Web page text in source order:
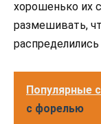
хорошенько их
размешивать,
Популярные
с форелью